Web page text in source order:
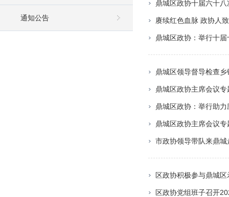
通知公告
鼎城区政协十届六十
赓续红色血脉 政协人
鼎城区政协：举行十
鼎城区领导督导检查
鼎城区政协主席会议
鼎城区政协：举行助
鼎城区政协主席会议
市政协领导带队来鼎
区政协积极参与鼎城
区政协党组班子召开